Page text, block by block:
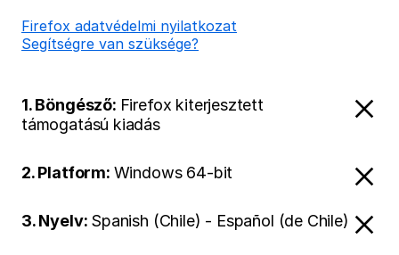
Firefox adatvédelmi nyilatkozat
Segítségre van szüksége?
1. Böngésző: Firefox kiterjesztett
támogatású kiadás
2. Platform: Windows 64-bit
3. Nyelv: Spanish (Chile) - Español (de Chile)